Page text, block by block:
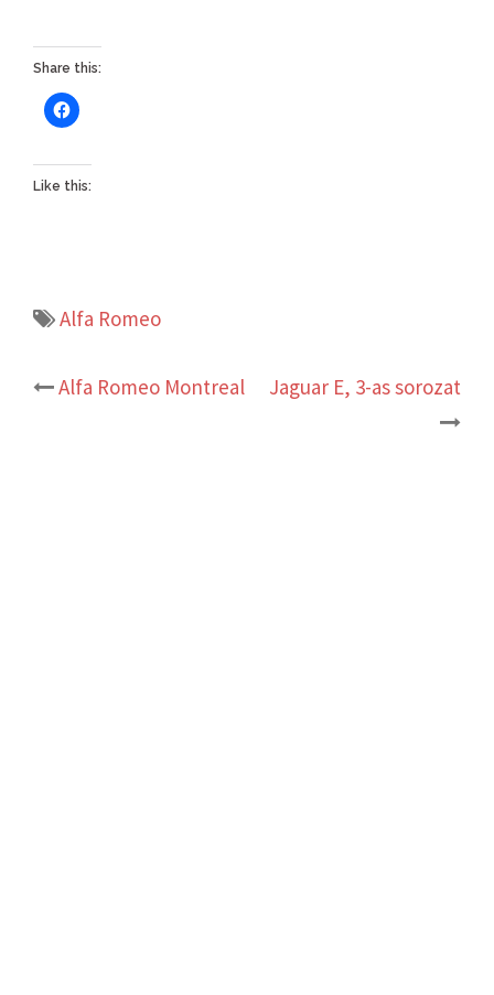
Share this:
Like this:
Alfa Romeo
Post
Alfa Romeo Montreal Jaguar E, 3-as sorozat